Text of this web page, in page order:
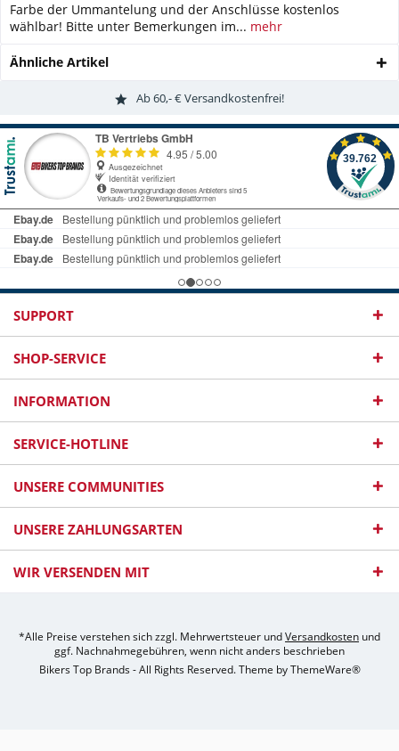
Farbe der Ummantelung und der Anschlüsse kostenlos
wählbar! Bitte unter Bemerkungen im... mehr
Ähnliche Artikel
Ab 60,- € Versandkostenfrei!
SUPPORT
SHOP-SERVICE
INFORMATION
SERVICE-HOTLINE
UNSERE COMMUNITIES
UNSERE ZAHLUNGSARTEN
WIR VERSENDEN MIT
*Alle Preise verstehen sich zzgl. Mehrwertsteuer undVersandkosten und
ggf. Nachnahmegebühren, wenn nicht anders beschrieben
Bikers Top Brands - All Rights Reserved. Theme byThemeWare®